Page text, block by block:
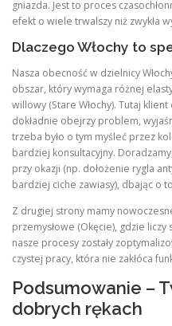
gniazda. Jest to proces
efekt o wiele trwalszy niż zwykła
Dlaczego Włochy to
Nasza obecność w dzielnicy
obszar, który wymaga różnej
willowy (Stare Włochy). Tutaj
dokładnie obejrzy problem,
trzeba było o tym myśleć przez
bardziej konsultacyjny.
przy okazji (np. dołożenie rygla
bardziej ciche zawiasy), dbając o
Z drugiej strony mamy
przemysłowe (Okęcie), gdzie
nasze procesy zostały
czystej pracy, która nie zakłóca
Podsumowanie –
dobrych rękach